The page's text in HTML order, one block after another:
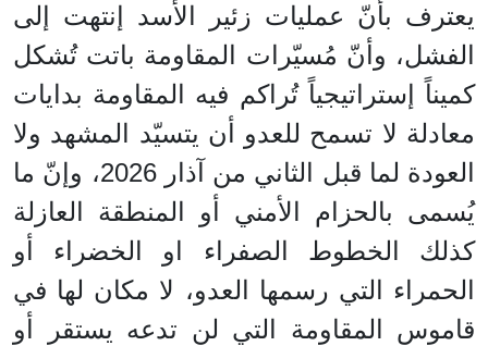
يعترف بأنّ عمليات زئير الأسد إنتهت إلى
الفشل، وأنّ مُسيّرات المقاومة باتت تُشكل
كميناً إستراتيجياً تُراكم فيه المقاومة بدايات
معادلة لا تسمح للعدو أن يتسيّد المشهد ولا
العودة لما قبل الثاني من آذار 2026، وإنّ ما
يُسمى بالحزام الأمني أو المنطقة العازلة
كذلك الخطوط الصفراء او الخضراء أو
الحمراء التي رسمها العدو، لا مكان لها في
قاموس المقاومة التي لن تدعه يستقر أو